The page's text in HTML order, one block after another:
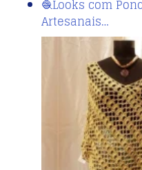
🧶Looks com
Artesanais…